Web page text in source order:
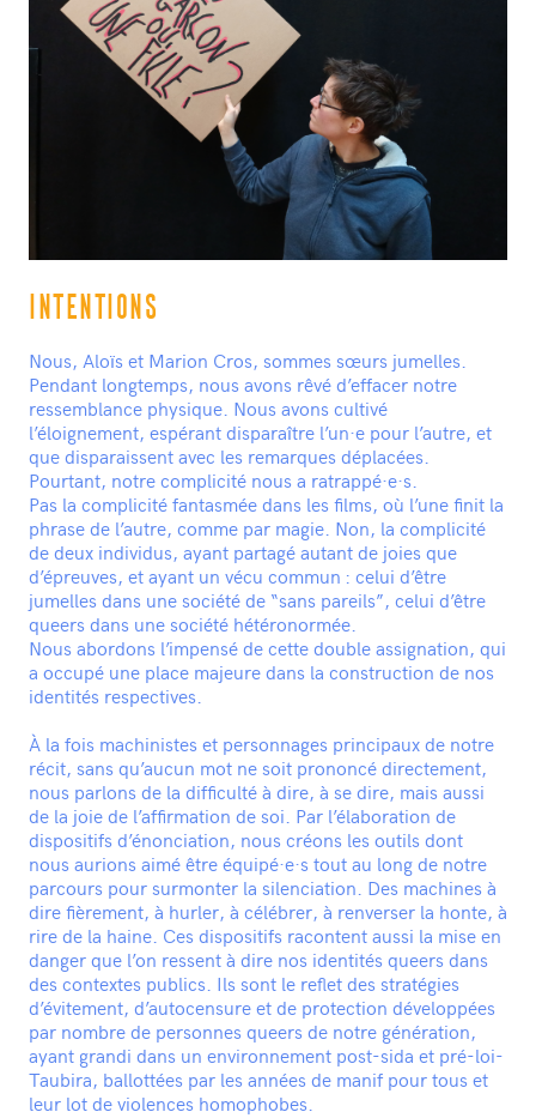
INTENTIONS
Nous, Aloïs et Marion Cros, sommes sœurs jumelles.
Pendant longtemps, nous avons rêvé d’effacer notre
ressemblance physique. Nous avons cultivé
l’éloignement, espérant disparaître l’un·e pour l’autre, et
que disparaissent avec les remarques déplacées.
Pourtant, notre complicité nous a ratrappé·e·s.
Pas la complicité fantasmée dans les films, où l’une finit la
phrase de l’autre, comme par magie. Non, la complicité
de deux individus, ayant partagé autant de joies que
d’épreuves, et ayant un vécu commun : celui d’être
jumelles dans une société de “sans pareils”, celui d’être
queers dans une société hétéronormée.
Nous abordons l’impensé de cette double assignation, qui
a occupé une place majeure dans la construction de nos
identités respectives.
À la fois machinistes et personnages principaux de notre
récit, sans qu’aucun mot ne soit prononcé directement,
nous parlons de la difficulté à dire, à se dire, mais aussi
de la joie de l’affirmation de soi. Par l’élaboration de
dispositifs d’énonciation, nous créons les outils dont
nous aurions aimé être équipé·e·s tout au long de notre
parcours pour surmonter la silenciation. Des machines à
dire fièrement, à hurler, à célébrer, à renverser la honte, à
rire de la haine. Ces dispositifs racontent aussi la mise en
danger que l’on ressent à dire nos identités queers dans
des contextes publics. Ils sont le reflet des stratégies
d’évitement, d’autocensure et de protection développées
par nombre de personnes queers de notre génération,
ayant grandi dans un environnement post-sida et pré-loi-
Taubira, ballottées par les années de manif pour tous et
leur lot de violences homophobes.